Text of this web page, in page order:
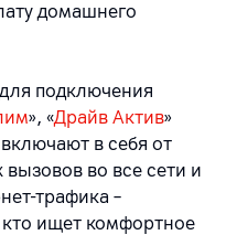
домашнего
подключения
», «Драйв Актив»
в себя от
во все сети и
трафика –
ищет комфортное